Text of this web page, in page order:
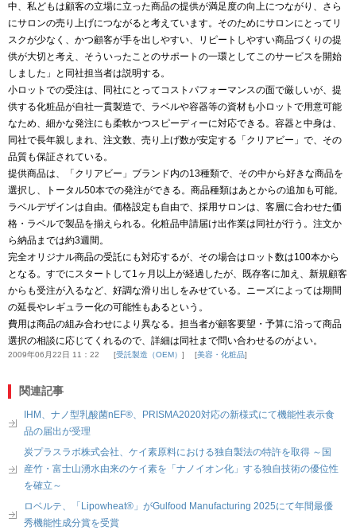
中、私どもは顧客の立場に立った商品の提供が満足度の向上につながり、さら
にサロンの売り上げにつながると考えています。そのためにサロンにとってリ
スクが少なく、かつ顧客が手を出しやすい、リピートしやすい商品づくりの提
供が大切と考え、そういったことのサポートの一環としてこのサービスを開始
しました」と同社担当者は説明する。
小ロットでの受注は、同社にとってコストパフォーマンスの面で厳しいが、提
供する化粧品が自社一貫製造で、ラベルや容器等の資材も小ロットで用意可能
なため、細かな発注にも柔軟かつスピーディーに対応できる。容器と中身は、
同社で長年親しまれ、注文数、売り上げ数が安定する「クリアビー」で、その
品質も保証されている。
提供商品は、「クリアビー」ブランド内の13種類で、その中から好きな商品を
選択し、トータル50本での発注ができる。商品種類はあとからの追加も可能。
ラベルデザインは自由。価格設定も自由で、採用サロンは、客層に合わせた価
格・ラベルで製品を揃えられる。化粧品申請届け出作業は同社が行う。注文か
ら納品までは約3週間。
完全オリジナル商品の受託にも対応するが、その場合はロット数は100本から
となる。すでにスタートして1ヶ月以上が経過したが、既存客に加え、新規顧客
からも受注が入るなど、好調な滑り出しをみせている。ニーズによっては期間
の延長やレギュラー化の可能性もあるという。
費用は商品の組み合わせにより異なる。担当者が顧客要望・予算に沿って商品
選択の相談に応じてくれるので、詳細は同社まで問い合わせるのがよい。
2009年06月22日 11：22 受託製造（OEM） 美容・化粧品
関連記事
IHM、ナノ型乳酸菌nEF®、PRISMA2020対応の新様式にて機能性表示食
品の届出が受理
炭プラスラボ株式会社、ケイ素原料における独自製法の特許を取得 ～国
産竹・富士山湧水由来のケイ素を「ナノイオン化」する独自技術の優位性
を確立～
ロベルテ、「Lipowheat®」がGulfood Manufacturing 2025にて年間最優
秀機能性成分賞を受賞